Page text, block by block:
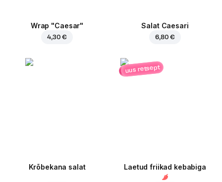
Wrap "Caesar"
4,30 €
Salat Caesari
6,80 €
Krõbekana salat
uus retsept
Laetud friikad kebabiga